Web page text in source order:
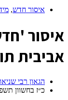
איסור חדש,
איסור
אביבית
הגאון רבי
כ״ז בחשוון